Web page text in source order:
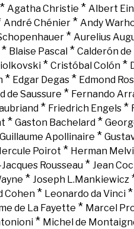
Agatha Christie * Albert
André Chénier * Andy
* Aurelius
* Blaise Pascal * Calderón de
* Cristóbal Colón *
* Edgar Degas * Edmond
de Saussure * Fernando
* Friedrich Engels *
* Gaston Bachelard *
Guillaume Apollinaire *
Poirot * Herman
Rousseau * Jean
* Joseph L.Mankiewicz
Cohen* Leonardo da Vinci*
de La Fayette * Marcel
* Michel de